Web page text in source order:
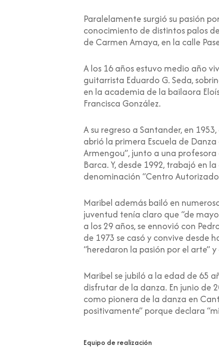
Paralelamente surgió su pasión
conocimiento de distintos palos
de Carmen Amaya, en la calle
A los 16 años estuvo medio año
guitarrista Eduardo G. Seda,
en la academia de la bailaora
Francisca González.
A su regreso a Santander, en
abrió la primera Escuela de
Armengou”, junto a una
Barca. Y, desde 1992, trabajó en
denominación “Centro
Maribel además bailó en
juventud tenía claro que “de
a los 29 años, se ennovió con
de 1973 se casó y convive desde
“heredaron la pasión por el arte”
Maribel se jubiló a la edad de 65
disfrutar de la danza. En junio de
como pionera de la danza en
positivamente” porque declara
Equipo de realización